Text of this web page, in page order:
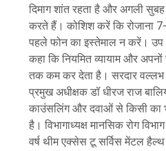
दिमाग शांत रहता है और अगली
करते हैं। कोशिश करें कि रोजाना
पहले फोन का इस्तेमाल न करें। उप
कहा कि नियमित व्यायाम और
तक कम कर देता है। सरदार वल्लभ
प्रमुख अधीक्षक डॉ धीरज राज
काउंसलिंग और दवाओं से किसी का
है। विभागाध्यक्ष मानसिक रोग
वर्ष थीम एक्सेस टू सर्विस मेंटल